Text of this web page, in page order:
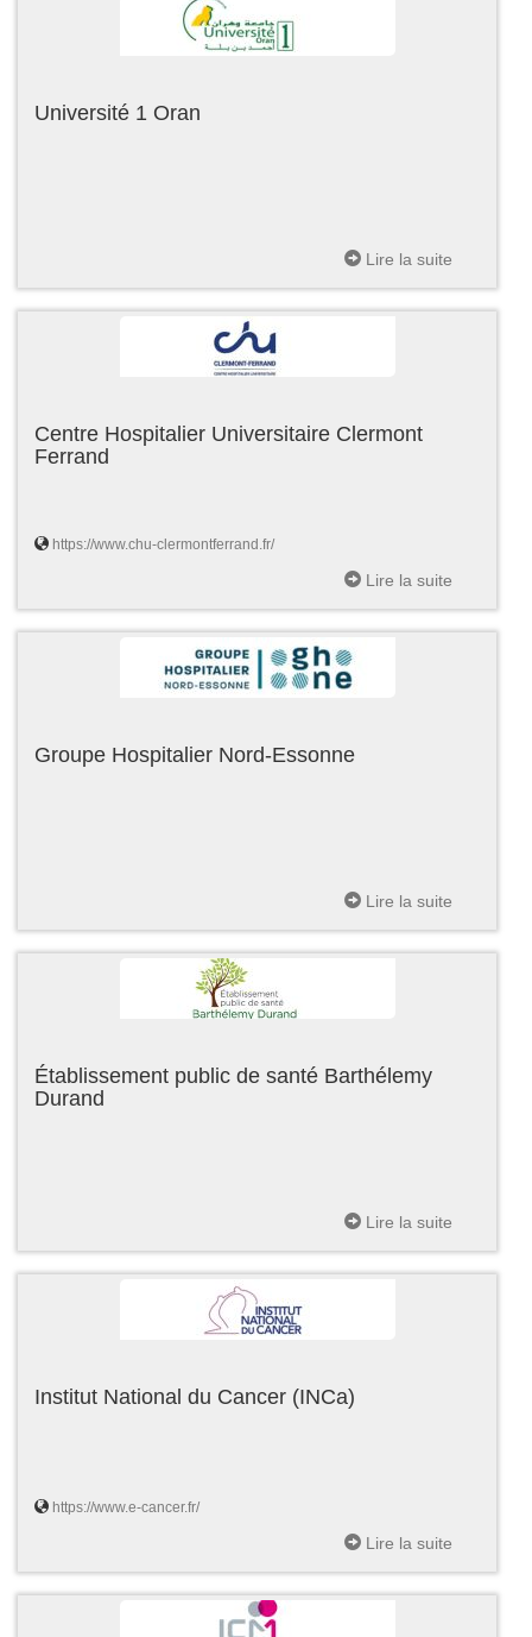
Université 1 Oran
Lire la suite
Centre Hospitalier Universitaire Clermont
Ferrand
https://www.chu-clermontferrand.fr/
Lire la suite
Groupe Hospitalier Nord-Essonne
Lire la suite
Établissement public de santé Barthélemy
Durand
Lire la suite
Institut National du Cancer (INCa)
https://www.e-cancer.fr/
Lire la suite